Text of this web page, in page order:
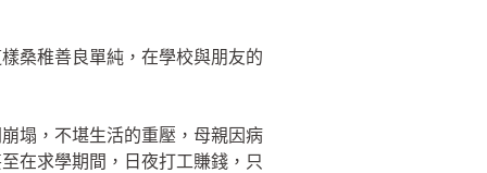
桑稚善良單純，在學校與朋友的
塌，不堪生活的重壓，母親因病
在求學期間，日夜打工賺錢，只